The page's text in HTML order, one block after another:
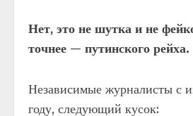
Нет, это не шутка и не
точнее — путинского рейха.
Независимые журналисты с
году, следующий кусок: